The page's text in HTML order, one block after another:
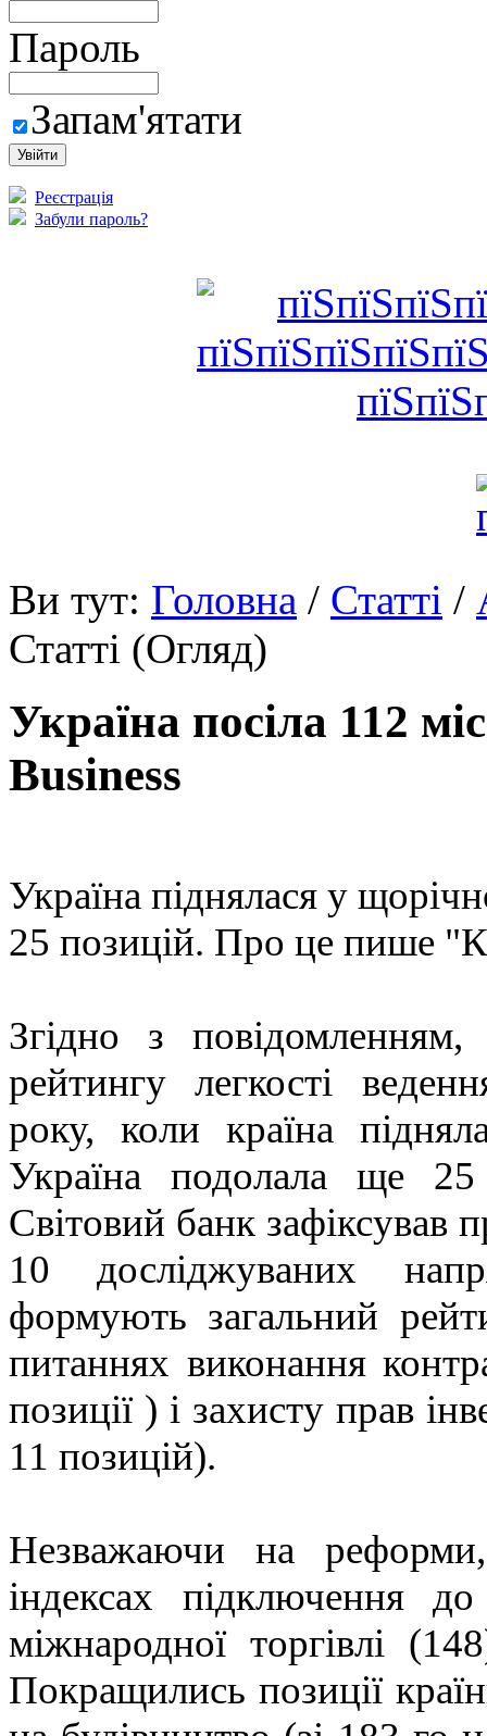
Пароль
Запам'ятати
Реєстрація
Забули пароль?
Ви тут: Головна / Статті /
Статті (Огляд)
Україна посіла 112
Business
Україна піднялася у
25 позицій. Про це пише
Згідно з
рейтингу легкості
року, коли країна
Україна подолала ще
Світовий банк зафіксував
10 досліджуваних
формують загальний
питаннях виконання
позиції ) і захисту прав
11 позицій).
Незважаючи на
індексах підключення
міжнародної торгівлі
Покращились позиції